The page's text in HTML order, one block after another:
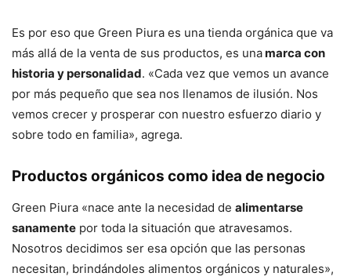
Es por eso que Green Piura es una tienda orgánica que va
más allá de la venta de sus productos, es unamarca con
historia y personalidad. «Cada vez que vemos un avance
por más pequeño que sea nos llenamos de ilusión. Nos
vemos crecer y prosperar con nuestro esfuerzo diario y
sobre todo en familia», agrega.
Productos orgánicos como idea de negocio
Green Piura «nace ante la necesidad de alimentarse
sanamente por toda la situación que atravesamos.
Nosotros decidimos ser esa opción que las personas
necesitan, brindándoles alimentos orgánicos y naturales»,